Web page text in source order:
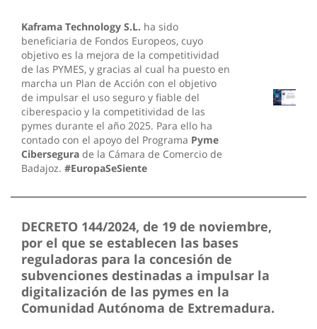
Kaframa Technology S.L. ha sido
beneficiaria de Fondos Europeos, cuyo
objetivo es la mejora de la competitividad
de las PYMES, y gracias al cual ha puesto en
marcha un Plan de Acción con el objetivo
de impulsar el uso seguro y fiable del
ciberespacio y la competitividad de las
pymes durante el año 2025. Para ello ha
contado con el apoyo del Programa Pyme
Cibersegura de la Cámara de Comercio de
Badajoz. #EuropaSeSiente
DECRETO 144/2024, de 19 de noviembre,
por el que se establecen las bases
reguladoras para la concesión de
subvenciones destinadas a impulsar la
digitalización de las pymes en la
Comunidad Autónoma de Extremadura.